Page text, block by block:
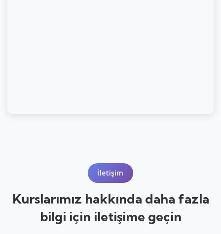
İletişim
Kurslarımız hakkında daha fazla
bilgi için iletişime geçin